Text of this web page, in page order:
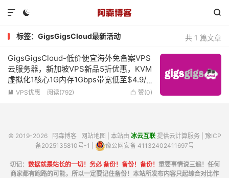
 

共 1 篇文章
标签：GigsGigsCloud最新活动
GigsGigsCloud-低价便宜海外免备案VPS
云服务器，新加坡VPS新品5折优惠，KVM
虚拟化1核心1G内存1Gbps带宽低至$4.9/
月
 赞(0)
 VPS优惠 阅读(792)
© 2019-2026 阿森博客 网站地图 | 本站由 冰云互联提供云计算服务 | 豫ICP
备2025135810号-1
豫公网安备 41132402411697号
切记： 数据就是站长的一切！务必 备份！备份！备份！ 重要事情说三遍！任何
商家都有跑路的可能，所以一定要记住备份！本站所发布内容只起综合对比作